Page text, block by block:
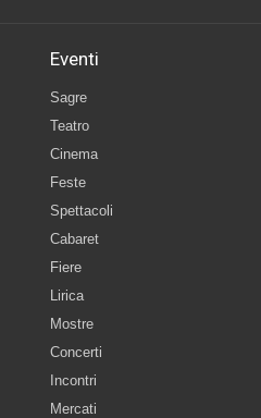
Eventi
Sagre
Teatro
Cinema
Feste
Spettacoli
Cabaret
Fiere
Lirica
Mostre
Concerti
Incontri
Mercati